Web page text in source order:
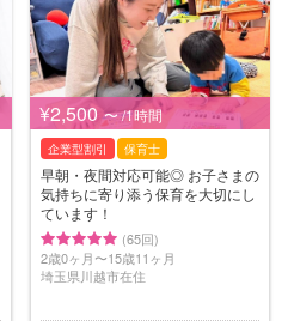
¥2,500 〜 /1時間
企業型割引 保育士
早朝・夜間対応可能◎ お子さまの
気持ちに寄り添う保育を大切にし
ています！
(65回)
2歳0ヶ月〜15歳11ヶ月
埼玉県川越市在住